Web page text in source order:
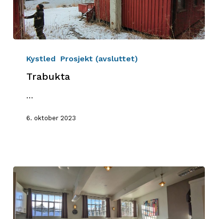
Kystled Prosjekt (avsluttet)
Trabukta
…
6. oktober 2023